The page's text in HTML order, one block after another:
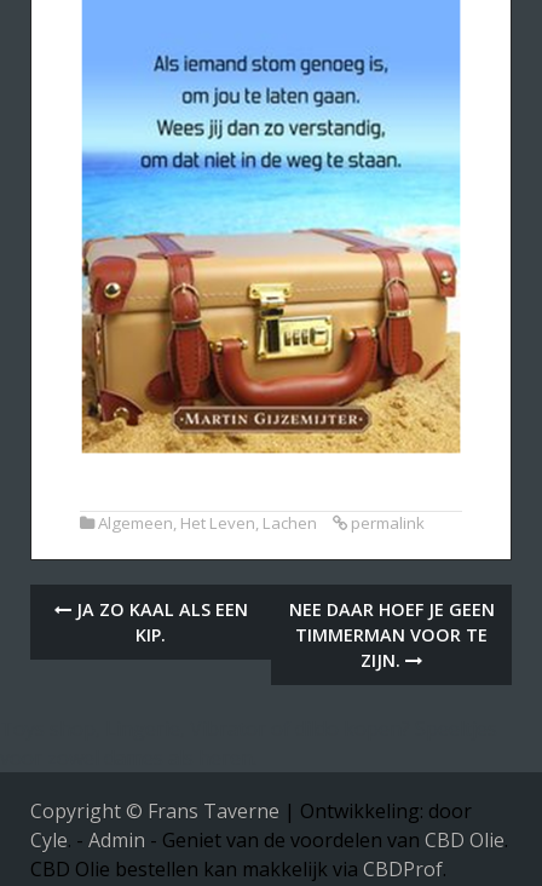
Algemeen, Het Leven, Lachen permalink
JA ZO KAAL ALS EEN
KIP.
NEE DAAR HOEF JE GEEN
TIMMERMAN VOOR TE
ZIJN.
Copyright © Frans Taverne | Ontwikkeling: door
Cyle. - Admin - Geniet van de voordelen van CBD Olie.
CBD Olie bestellen kan makkelijk via CBDProf.